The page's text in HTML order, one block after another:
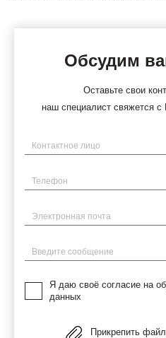
Обсудим
Оставьте свои
наш специалист свяжется
Имя
Телефон
Электронная почта
Введите сообщение
Я даю своё согласие на
данных
Прикрепить файл